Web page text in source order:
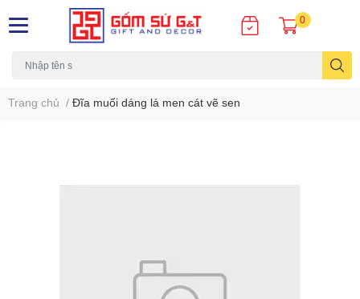
0
Trang chủ / Đĩa muối dáng lá men cát vẽ sen